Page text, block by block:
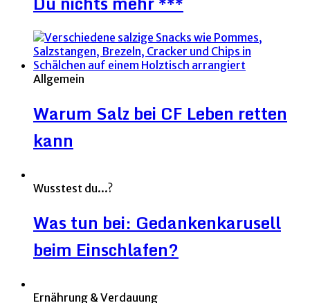
Allgemein
Warum Salz bei CF Leben retten
kann
Wusstest du...?
Was tun bei: Gedankenkarusell
beim Einschlafen?
Ernährung & Verdauung